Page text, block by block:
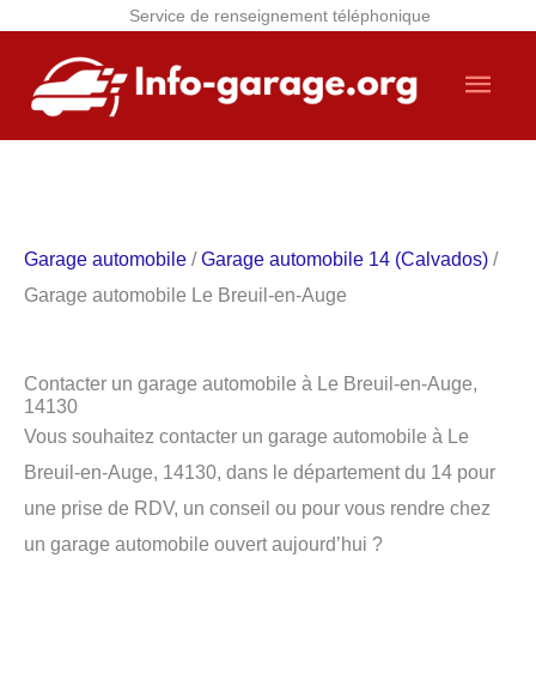
Service de renseignement téléphonique
contenu
Garage automobile /Garage automobile 14 (Calvados) /
Garage automobile Le Breuil-en-Auge
Contacter un garage automobile à Le Breuil-en-Auge,
14130
Vous souhaitez contacter un garage automobile à Le
Breuil-en-Auge, 14130, dans le département du 14 pour
une prise de RDV, un conseil ou pour vous rendre chez
un garage automobile ouvert aujourd’hui ?